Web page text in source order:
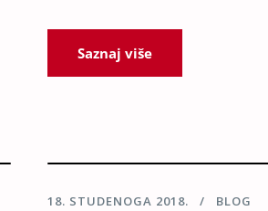
Saznaj više
18. STUDENOGA 2018. BLOG